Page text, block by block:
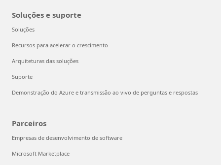
Soluções e suporte
Soluções
Recursos para acelerar o crescimento
Arquiteturas das soluções
Suporte
Demonstração do Azure e transmissão ao vivo de perguntas e respostas
Parceiros
Empresas de desenvolvimento de software
Microsoft Marketplace